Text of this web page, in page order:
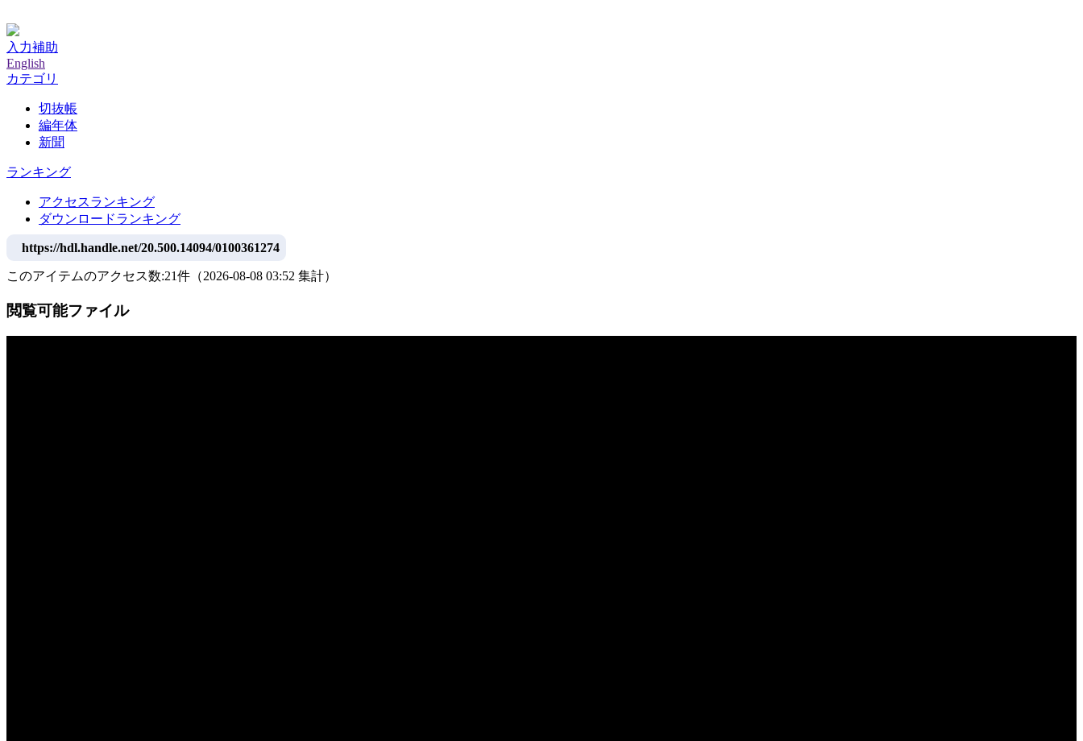
入力補助
English
カテゴリ
切抜帳
編年体
新聞
ランキング
アクセスランキング
ダウンロードランキング
https://hdl.handle.net/20.500.14094/0100361274
このアイテムのアクセス数:21件 （2026-08-08 03:52 集計）
閲覧可能ファイル